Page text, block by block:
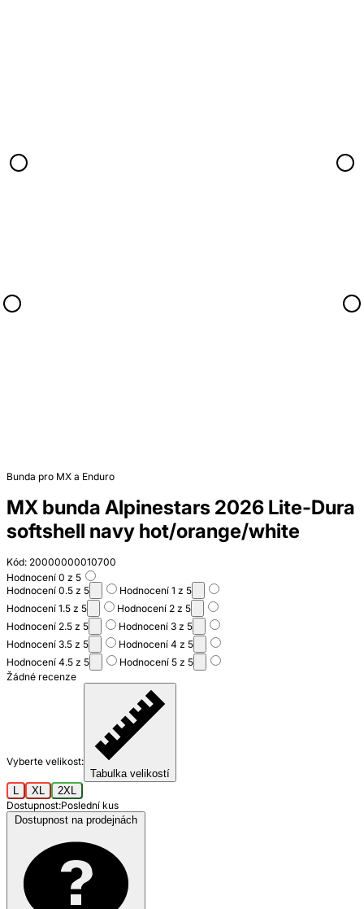
Bunda pro MX a Enduro
MX bunda Alpinestars 2026 Lite-Dura
softshell navy hot/orange/white
Kód: 20000000010700
Hodnocení 0 z 5
Hodnocení 0.5 z 5
Hodnocení 1 z 5
Hodnocení 1.5 z 5
Hodnocení 2 z 5
Hodnocení 2.5 z 5
Hodnocení 3 z 5
Hodnocení 3.5 z 5
Hodnocení 4 z 5
Hodnocení 4.5 z 5
Hodnocení 5 z 5
Žádné recenze
Vyberte velikost:
Tabulka velikostí
L
XL
2XL
Dostupnost:Poslední kus